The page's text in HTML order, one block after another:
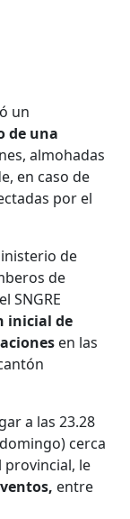
un
de una
almohadas
en caso de
por el
de
de
SNGRE
inicial de
en las
a las 23.28
cerca
provincial, le
entre